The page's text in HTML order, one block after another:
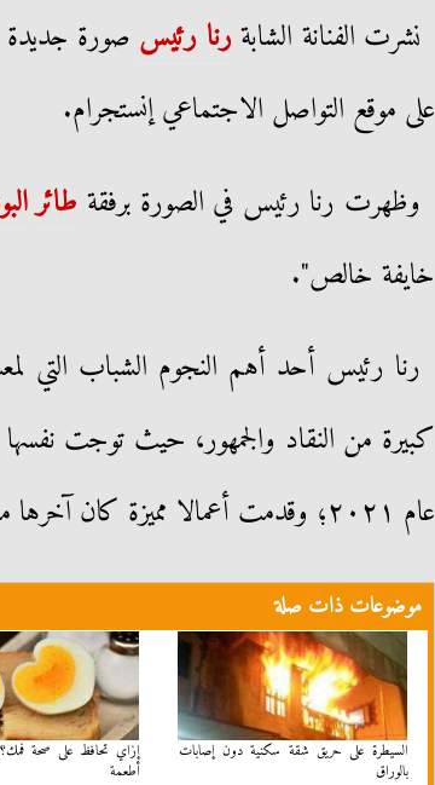
نشرت الفنانة الشابةرنا رئيس صورة
على موقع التواصل الاجتماعي إنستجرام.
وظهرت رنا رئيس في الصورة برفقة طائر
خايفة خالص".
رنا رئيس أحد أهم النجوم الشباب التي
كبيرة من النقاد والجمهور، حيث توجت
عام ٢٠٢١؛ وقدمت أعمالا مميزة كان آخرها مسلسل “موضوع عائلي”.
موضوعات ذات صلة
السيطرة على حريق شقة سكنية دون إصابات
بالوراق
أطعمة